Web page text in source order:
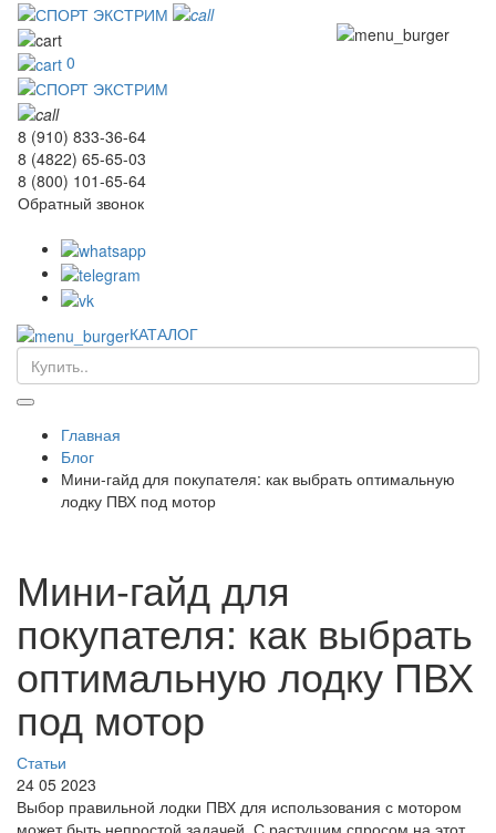
0
8 (910) 833-36-64
8 (4822) 65-65-03
8 (800) 101-65-64
Обратный звонок
КАТАЛОГ
Главная
Блог
Мини-гайд для покупателя: как выбрать оптимальную
лодку ПВХ под мотор
Мини-гайд для
покупателя: как выбрать
оптимальную лодку ПВХ
под мотор
Статьи
24 05 2023
Выбор правильной лодки ПВХ для использования с мотором
может быть непростой задачей. С растущим спросом на этот